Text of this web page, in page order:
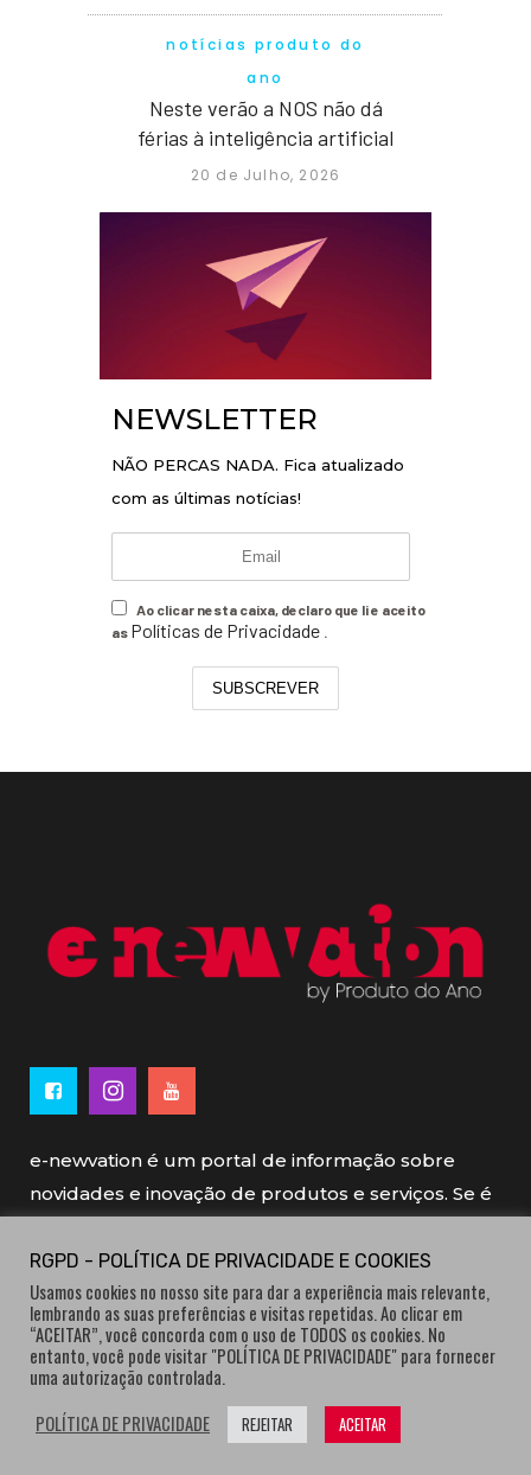
notícias produto do
ano
Neste verão a NOS não dá
férias à inteligência artificial
20 de Julho, 2026
NEWSLETTER
NÃO PERCAS NADA. Fica atualizado
com as últimas notícias!
Ao clicar nesta caixa, declaro que li e aceito
as Políticas de Privacidade
SUBSCREVER
e-newvation é um portal de informação sobre
novidades e inovação de produtos e serviços. Se é
e-newvation tem o patrocínio do “Produto do
Ano”, o prémio de inovação atribuído por
consumidores.
RGPD - POLÍTICA DE PRIVACIDADE E COOKIES
Usamos cookies no nosso site para dar a experiência mais relevante,
lembrando as suas preferências e visitas repetidas. Ao clicar em
“ACEITAR”, você concorda com o uso de TODOS os cookies. No
entanto, você pode visitar "POLÍTICA DE PRIVACIDADE" para fornecer
uma autorização controlada.
POLÍTICA DE PRIVACIDADE
REJEITAR ACEITAR